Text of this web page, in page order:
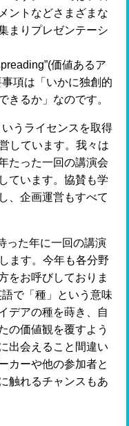
ントなどさまざまな
まりプレゼンテーシ
価値あるア
項は「いかに独創的
きるか」なのです。
うライセンスを取得
しています。我々は
たった一回の講演会
ています。協賛も学
、企画運営もすべて
った年に一回の講演
ます。今年も各分野
をお呼びしておりま
で「種」という意味
デアの種を蒔き、自
の価値観を覆すよう
出会えること間違い
カーや他の参加者と
触れるチャンスもあ